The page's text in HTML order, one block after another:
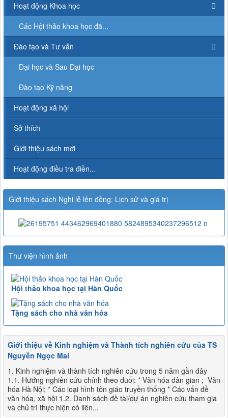
Hoạt động Khoa học
Các Hội thảo khoa học đã...
Đào tạo và Tư vấn
Đại học và Sau Đại học
Đào tạo Kỹ năng
Hoạt động xã hội
Sở thích
Giới thiệu sách mới
Hoạt động điều tra điền...
Giới thiệu sách Nghi lễ lên đồng: Lịch sử và giá trị
Thư viện hình ảnh
Hội thảo khoa học tại Hàn Quốc
Tặng sách cho nhà văn hóa
Giới thiệu về Kinh nghiệm và Thành tích nghiên cứu của TS
Nguyễn Ngọc Mai
1. Kinh nghiệm và thành tích nghiên cứu trong 5 năm gần đây
1.1. Hướng nghiên cứu chính theo đuổi: * Văn hóa dân gian ; Văn
hóa Hà Nội; * Các loại hình tôn giáo truyền thống * Các vấn đề
văn hóa, xã hội 1.2. Danh sách đề tài/dự án nghiên cứu tham gia
và chủ trì thực hiện có liên...